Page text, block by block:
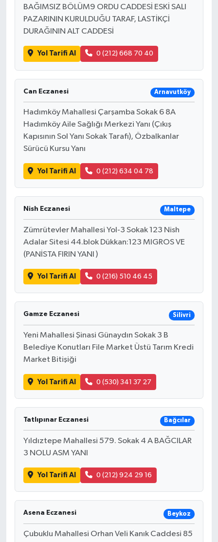
BAĞIMSIZ BÖLÜM9 ORDU CADDESİ ESKİ SALI
PAZARININ KURULDUĞU TARAF, LASTİKÇİ
DURAĞININ ALT CADDESİ
Yol Tarifi Al 0 (212) 668 70 40
Can Eczanesi Arnavutköy
Hadımköy Mahallesi Çarşamba Sokak 6 8A
Hadımköy Aile Sağlığı Merkezi Yanı (Çıkış
Kapısının Sol Yanı Sokak Tarafı), Özbalkanlar
Sürücü Kursu Yanı
Yol Tarifi Al 0 (212) 634 04 78
Nish Eczanesi Maltepe
Zümrütevler Mahallesi Yol-3 Sokak 123 Nish
Adalar Sitesi 44.blok Dükkan:123 MIGROS VE
(PANİSTA FIRIN YANI )
Yol Tarifi Al 0 (216) 510 46 45
Gamze Eczanesi Silivri
Yeni Mahallesi Şinasi Günaydın Sokak 3 B
Belediye Konutları File Market Üstü Tarım Kredi
Market Bitişiği
Yol Tarifi Al 0 (530) 341 37 27
Tatlıpınar Eczanesi Bağcılar
Yıldıztepe Mahallesi 579. Sokak 4 A BAĞCILAR
3 NOLU ASM YANI
Yol Tarifi Al 0 (212) 924 29 16
Asena Eczanesi Beykoz
Çubuklu Mahallesi Orhan Veli Kanık Caddesi 85